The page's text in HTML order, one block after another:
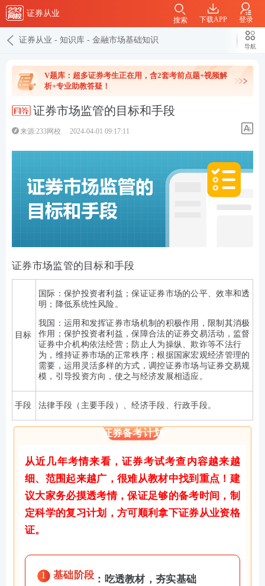
证券从业
下载APP 登录
搜索
证券从业 - 知识库 - 金融市场基础知识
导航
V题库：超多证券考生正在用，含2套考前点题+视频解
析+专业助教答疑！
证券市场监管的目标和手段
来源:233网校 2024-04-01 09:17:11
证券市场监管的目标和手段
目标
国际： 保护投资者利益 ；保证证券市场的公平、效率和透
明 ； 降低系统性风险。
我国：运用和发挥证券市场机制的积极作用，限制其消极
作用；保护投资者利益，保障合法的证券交易活动，监督
证券中介机构依法经营；防止人为操纵、欺诈等不法行
为，维持证券市场的正常秩序；根据国家宏观经济管理的
需要，运用灵活多样的方式，调控证券市场与证券交易规
模，引导投资方向，使之与经济发展相适应。
手段 法律手段 （ 主要手段 ）、经济手段、 行政手段。
证券备考计划
从近几年考情来看，证券考试考查内容越来越
细、范围起来越广，很难从教材中找到重点！建
议大家务必摸透考情，保证足够的备考时间，制
定科学的复习计划，方可顺利拿下证券从业资格
证。
1 基础阶段：吃透教材，夯实基础